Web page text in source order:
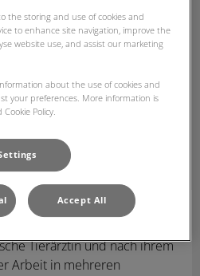
Magister
Tierärztin und nach ihrem
Arbeit in mehreren
the storing and use of cookies and
to enhance site navigation, improve the
website use, and assist our marketing
about the use of cookies and
your preferences. More information is
Policy.
Accept All